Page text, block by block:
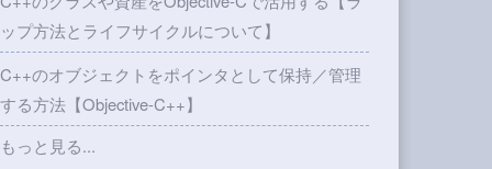
ップ方法とライフサイクルについて】
C++のオブジェクトをポインタとして保持／管理
する方法【Objective-C++】
もっと見る...